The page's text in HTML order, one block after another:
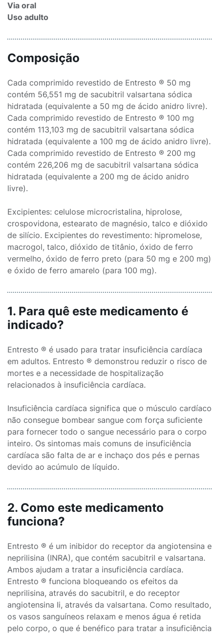
Via oral
Uso adulto
Composição
Cada comprimido revestido de Entresto ® 50 mg
contém 56,551 mg de sacubitril valsartana sódica
hidratada (equivalente a 50 mg de ácido anidro livre).
Cada comprimido revestido de Entresto ® 100 mg
contém 113,103 mg de sacubitril valsartana sódica
hidratada (equivalente a 100 mg de ácido anidro livre).
Cada comprimido revestido de Entresto ® 200 mg
contém 226,206 mg de sacubitril valsartana sódica
hidratada (equivalente a 200 mg de ácido anidro
livre).
Excipientes: celulose microcristalina, hiprolose,
crospovidona, estearato de magnésio, talco e dióxido
de silício. Excipientes do revestimento: hipromelose,
macrogol, talco, dióxido de titânio, óxido de ferro
vermelho, óxido de ferro preto (para 50 mg e 200 mg)
e óxido de ferro amarelo (para 100 mg).
1. Para quê este medicamento é
indicado?
Entresto ® é usado para tratar insuficiência cardíaca
em adultos. Entresto ® demonstrou reduzir o risco de
mortes e a necessidade de hospitalização
relacionados à insuficiência cardíaca.
Insuficiência cardíaca significa que o músculo cardíaco
não consegue bombear sangue com força suficiente
para fornecer todo o sangue necessário para o corpo
inteiro. Os sintomas mais comuns de insuficiência
cardíaca são falta de ar e inchaço dos pés e pernas
devido ao acúmulo de líquido.
2. Como este medicamento
funciona?
Entresto ® é um inibidor do receptor da angiotensina e
neprilisina (INRA), que contém sacubitril e valsartana.
Ambos ajudam a tratar a insuficiência cardíaca.
Entresto ® funciona bloqueando os efeitos da
neprilisina, através do sacubitril, e do receptor
angiotensina Ii, através da valsartana. Como resultado,
os vasos sanguíneos relaxam e menos água é retida
pelo corpo, o que é benéfico para tratar a insuficiência